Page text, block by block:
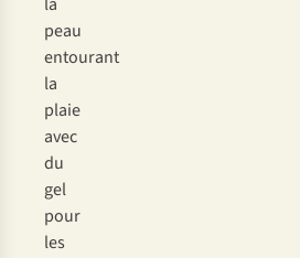
peau
entourant
la
plaie
avec
du
gel
pour
les